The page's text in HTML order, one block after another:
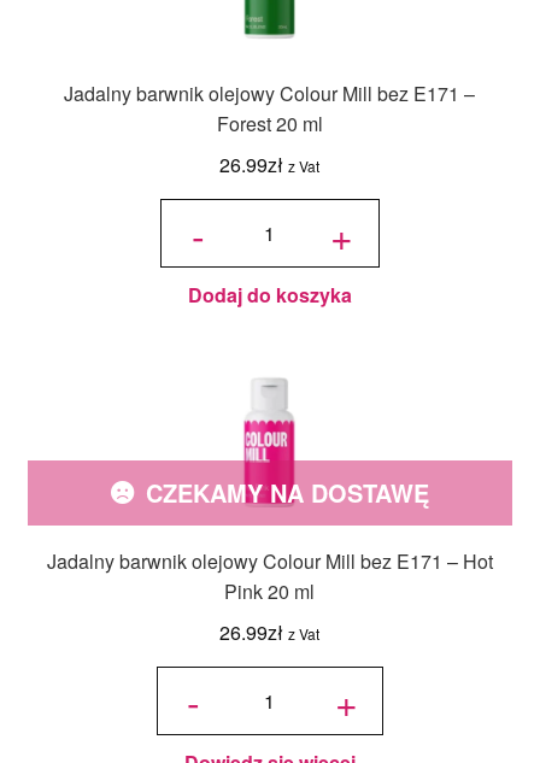
Jadalny barwnik olejowy Colour Mill bez E171 –
Forest 20 ml
26.99zł z Vat
-
ilość
olejowy
Colour
Mill bez
E171 -
Forest
+
Dodaj do koszyka
Jadalny barwnik olejowy Colour Mill bez E171 – Hot
Pink 20 ml
26.99zł z Vat
CZEKAMY NA DOSTAWĘ
-
ilość
olejowy
Colour
E171 -
Hot
ml
+